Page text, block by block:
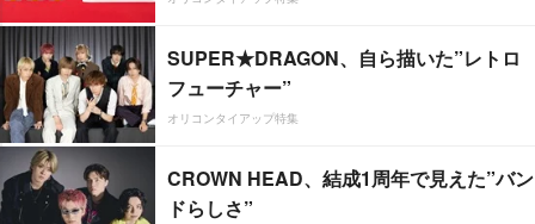
SUPER★DRAGON、自ら描いた”レトロ
フューチャー”
オリコンタイアップ特集
CROWN HEAD、結成1周年で見えた”バン
ドらしさ”